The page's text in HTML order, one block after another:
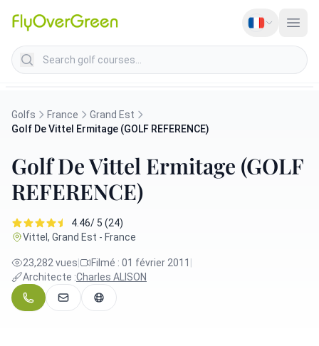
Search golf courses
Golfs France
Grand Est
Golf De Vittel Ermitage (GOLF REFERENCE)
Golf De Vittel Ermitage (GOLF
REFERENCE)
4.46/ 5 (24)
Vittel, Grand Est - France
23,282 vues Filmé : 01 février 2011
Architecte :Charles ALISON